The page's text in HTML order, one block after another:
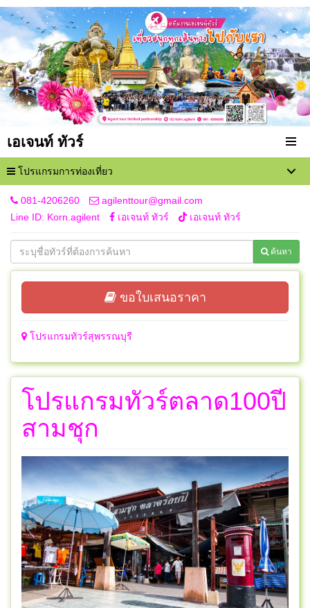
เอเจนท์ ทัวร์
โปรแกรมการท่องเที่ยว
081-4206260
agilenttour@gmail.com
Line ID: Korn.agilent
เอเจนท์ ทัวร์ เอเจนท์ ทัวร์
ค้นหา
ขอใบเสนอราคา
โปรแกรมทัวร์สุพรรณบุรี
โปรแกรมทัวร์ตลาด100ปี
สามชุก